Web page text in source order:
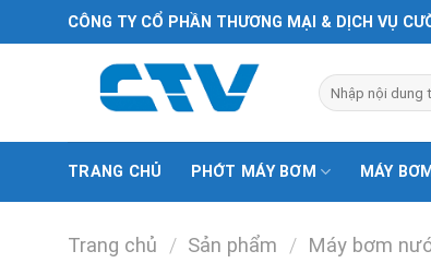
đến
CÔNG TY CỔ PHẦN THƯƠNG MẠI & DỊCH VỤ
Tìm
kiếm:
TRANG CHỦ PHỚT MÁY BƠM MÁY
Trang chủ / Sản phẩm / Máy bơm